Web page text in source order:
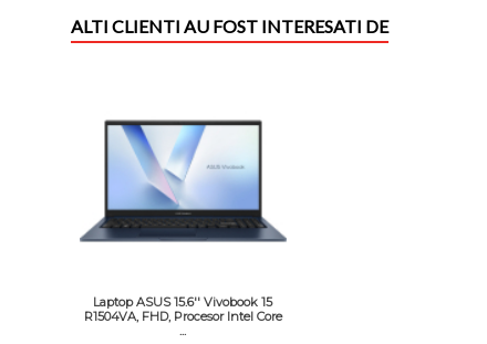
ALTI CLIENTI AU FOST INTERESATI DE
Laptop ASUS 15.6'' Vivobook 15
R1504VA, FHD, Procesor Intel Core
...